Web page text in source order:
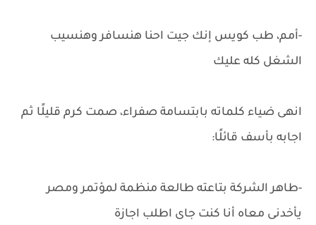
-أمم، طب كويس إنك جيت احنا هنسافر وهنسيب
الشغل كله عليك
انهى ضياء كلماته بابتسامة صفراء، صمت كرم قليلًا ثم
اجابه بأسف قائلًا:
-طاهر الشركة بتاعته طالعة منظمة لمؤتمر ومصر
يأخدنى معاه أنا كنت جاى اطلب اجازة